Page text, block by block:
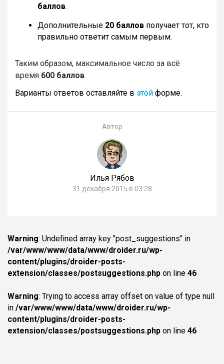
баллов.
Дополнительные 20 баллов получает тот, кто
правильно ответит самым первым.
Таким образом, максимальное число за всё
время 600 баллов.
Варианты ответов оставляйте в этой форме.
Автор
Илья Рябов
31 декабря 2015 в 03:28
Warning: Undefined array key "post_suggestions" in
/var/www/www/data/www/droider.ru/wp-
content/plugins/droider-posts-
extension/classes/postsuggestions.php on line 46
Warning: Trying to access array offset on value of type null
in /var/www/www/data/www/droider.ru/wp-
content/plugins/droider-posts-
extension/classes/postsuggestions.php on line 46